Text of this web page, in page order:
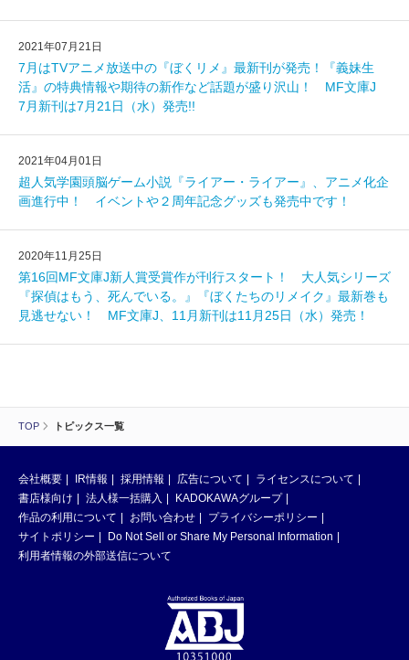
TOP トピックス一覧
2021年07月21日
7月はTVアニメ放送中の『ぼくリメ』最新刊が発売！『義妹生
活』の特典情報や期待の新作など話題が盛り沢山！ MF文庫J
7月新刊は7月21日（水）発売!!
2021年04月01日
超人気学園頭脳ゲーム小説『ライアー・ライアー』、アニメ化企
画進行中！ イベントや２周年記念グッズも発売中です！
2020年11月25日
第16回MF文庫J新人賞受賞作が刊行スタート！ 大人気シリーズ
『探偵はもう、死んでいる。』『ぼくたちのリメイク』最新巻も
見逃せない！ MF文庫J、11月新刊は11月25日（水）発売！
会社概要 IR情報 採用情報 広告について
ライセンスについて
書店様向け
法人様一括購入
KADOKAWAグループ
作品の利用について
お問い合わせ
プライバシーポリシー
サイトポリシー
Do Not Sell or Share My Personal Information
利用者情報の外部送信について